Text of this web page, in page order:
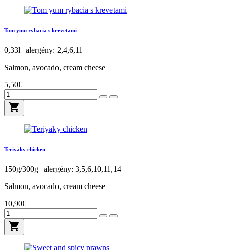
Tom yum rybacia s krevetami
0,33l | alergény: 2,4,6,11
Salmon, avocado, cream cheese
5,50€
shopping_cart
Teriyaky chicken
150g/300g | alergény: 3,5,6,10,11,14
Salmon, avocado, cream cheese
10,90€
shopping_cart